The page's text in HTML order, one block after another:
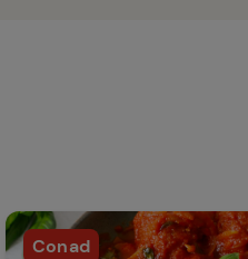
Conad